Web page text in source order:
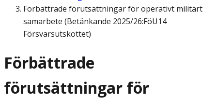
Förbättrade förutsättningar för operativt militärt
samarbete (Betänkande 2025/26:FöU14
Försvarsutskottet)
Förbättrade
förutsättningar för